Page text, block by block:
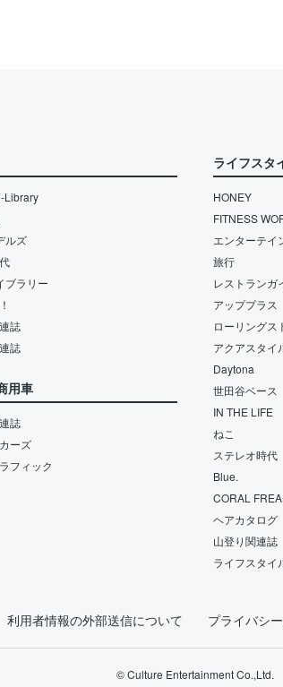
Library
ルズ
ブラリー
誌
誌
用車
誌
ーズ
フィック
ライフスタ
HONEY
FITNESS
エンターテイ
旅行
レストランガ
アッププラス
ローリングス
アクアスタイ
Daytona
世田谷ベース
IN THE LIFE
ねこ
ステレオ時代
Blue.
CORAL
ヘアカタログ
山登り関連誌
ライフスタイ
利用者情報の外部送信について プライバシ
© Culture Entertainment Co.,Ltd.